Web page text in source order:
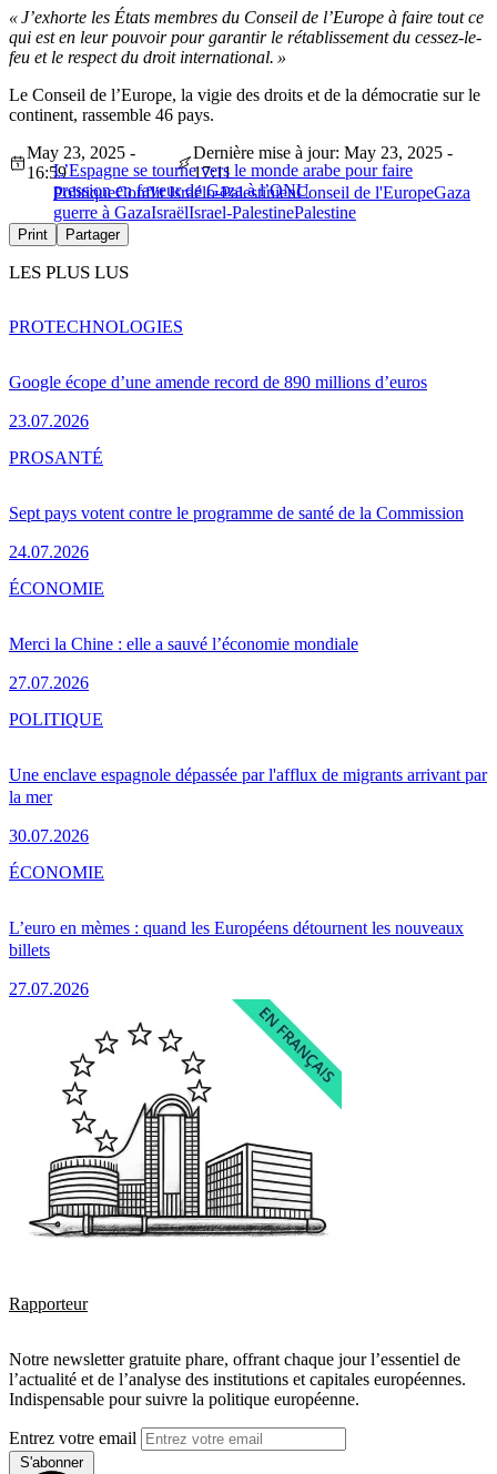
« J’exhorte les États membres du Conseil de l’Europe à faire tout ce
qui est en leur pouvoir pour garantir le rétablissement du cessez-le-
feu et le respect du droit international. »
Le Conseil de l’Europe, la vigie des droits et de la démocratie sur le
continent, rassemble 46 pays.
L’Espagne se tourne vers le monde arabe pour faire
pression en faveur de Gaza à l’ONU
May 23, 2025 -
16:59
Dernière mise à jour: May 23, 2025 -
17:11
PolitiqueConflit Israélo-PalestinienConseil de l'EuropeGaza
guerre à GazaIsraëlIsrael-PalestinePalestine
Print Partager
LES PLUS LUS
Google écope d’une amende record de 890 millions d’euros
23.07.2026
PROTECHNOLOGIES
Sept pays votent contre le programme de santé de la Commission
24.07.2026
PROSANTÉ
Merci la Chine : elle a sauvé l’économie mondiale
27.07.2026
ÉCONOMIE
Une enclave espagnole dépassée par l'afflux de migrants arrivant par
la mer
30.07.2026
POLITIQUE
L’euro en mèmes : quand les Européens détournent les nouveaux
billets
27.07.2026
ÉCONOMIE
Rapporteur
Notre newsletter gratuite phare, offrant chaque jour l’essentiel de
l’actualité et de l’analyse des institutions et capitales européennes.
Indispensable pour suivre la politique européenne.
Entrez votre email
S'abonner